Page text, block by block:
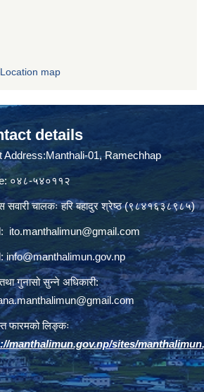
details
Address:Manthali-01, Ramechhap
०४८-५४०११२
सवारी चालकः हरि बहादुर श्रेष्ठ (९८४१६३८९८५)
ito.manthalimun@gmail.com
info@manthalimun.gov.np
गुनासो सुन्ने अधिकारी:
फारमको लिङ्कः
manthalimun.gov.np/sites/